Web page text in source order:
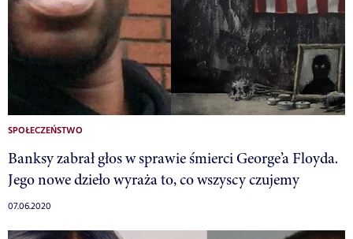
SPOŁECZEŃSTWO
Banksy zabrał głos w sprawie śmierci George’a Floyda.
Jego nowe dzieło wyraża to, co wszyscy czujemy
07.06.2020